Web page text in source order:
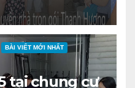
BÀI VIẾT MỚI NHẤT
tại chung cư